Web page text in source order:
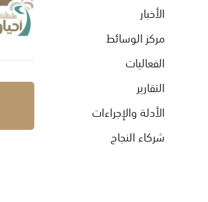
الأخبار
مركز الوسائط
الفعاليات
التقارير
الأدلة والإجراءات
شركاء النجاح